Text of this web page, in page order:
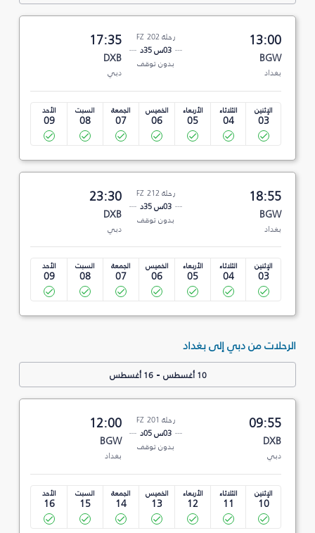
13:00
BGW
بغداد
رحلة FZ 202
03س 35د
بدون توقف
17:35
DXB
دبي
الإثنين
03
الثلاثاء
04
الأربعاء
05
الخميس
06
الجمعة
07
السبت
08
الأحد
09
18:55
BGW
بغداد
رحلة FZ 212
03س 35د
بدون توقف
23:30
DXB
دبي
الإثنين
03
الثلاثاء
04
الأربعاء
05
الخميس
06
الجمعة
07
السبت
08
الأحد
09
الرحلات من دبي إلى بغداد
10 أغسطس -16 أغسطس
09:55
DXB
دبي
رحلة FZ 201
03س 05د
بدون توقف
12:00
BGW
بغداد
الإثنين
10
الثلاثاء
11
الأربعاء
12
الخميس
13
الجمعة
14
السبت
15
الأحد
16